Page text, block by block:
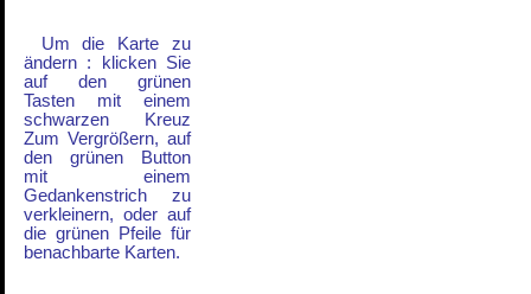
Um die Karte zu
ändern : klicken Sie
auf den grünen
Tasten mit einem
schwarzen Kreuz
Zum Vergrößern, auf
den grünen Button
mit einem
Gedankenstrich zu
verkleinern, oder auf
die grünen Pfeile für
benachbarte Karten.